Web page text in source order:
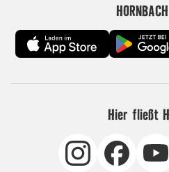
Hier fließt